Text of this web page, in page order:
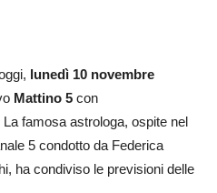
lunedì 10 novembre
Mattino 5 con
La famosa astrologa, ospite nel
5 condotto da Federica
ha condiviso le previsioni delle